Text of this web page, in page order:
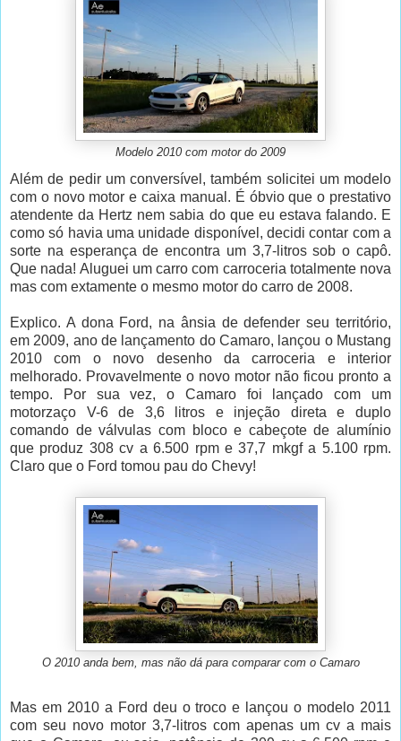
Modelo 2010 com motor do 2009
Além de pedir um conversível, também solicitei um modelo
com o novo motor e caixa manual. É óbvio que o prestativo
atendente da Hertz nem sabia do que eu estava falando. E
como só havia uma unidade disponível, decidi contar com a
sorte na esperança de encontra um 3,7-litros sob o capô.
Que nada! Aluguei um carro com carroceria totalmente nova
mas com extamente o mesmo motor do carro de 2008.
Explico. A dona Ford, na ânsia de defender seu território,
em 2009, ano de lançamento do Camaro, lançou o Mustang
2010 com o novo desenho da carroceria e interior
melhorado. Provavelmente o novo motor não ficou pronto a
tempo. Por sua vez, o Camaro foi lançado com um
motorzaço V-6 de 3,6 litros e injeção direta e duplo
comando de válvulas com bloco e cabeçote de alumínio
que produz 308 cv a 6.500 rpm e 37,7 mkgf a 5.100 rpm.
Claro que o Ford tomou pau do Chevy!
O 2010 anda bem, mas não dá para comparar com o Camaro
Mas em 2010 a Ford deu o troco e lançou o modelo 2011
com seu novo motor 3,7-litros com apenas um cv a mais